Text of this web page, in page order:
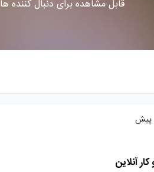
قابل مشاهده برای دنبال کننده ها
آنلاین